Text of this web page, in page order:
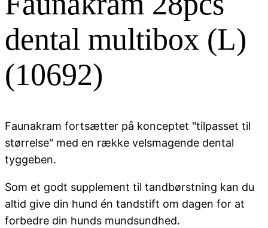
dental multibox (L)
(10692)
Faunakram fortsætter på konceptet "tilpasset til
størrelse" med en række velsmagende dental
tyggeben.
Som et godt supplement til tandbørstning kan du
altid give din hund én tandstift om dagen for at
forbedre din hunds mundsundhed.